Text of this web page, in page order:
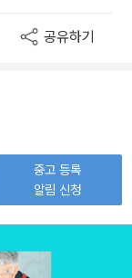
공유하기
중고 등록
알림 신청